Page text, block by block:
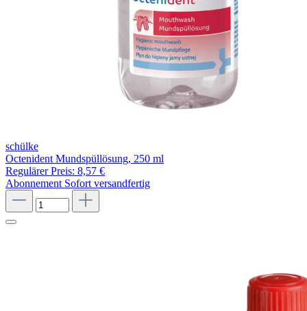
schülke
Octenident Mundspüllösung, 250 ml
Regulärer Preis: 8,57 €
Abonnement Sofort versandfertig